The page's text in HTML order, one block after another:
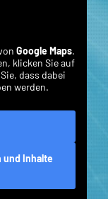
Google Maps.
klicken Sie auf
dass dabei
werden.
Inhalte